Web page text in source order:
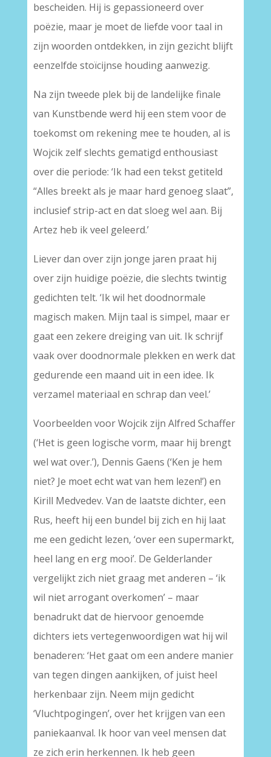
bescheiden. Hij is gepassioneerd over
poëzie, maar je moet de liefde voor taal in
zijn woorden ontdekken, in zijn gezicht blijft
eenzelfde stoïcijnse houding aanwezig.
Na zijn tweede plek bij de landelijke finale
van Kunstbende werd hij een stem voor de
toekomst om rekening mee te houden, al is
Wojcik zelf slechts gematigd enthousiast
over die periode: ‘Ik had een tekst getiteld
“Alles breekt als je maar hard genoeg slaat”,
inclusief strip-act en dat sloeg wel aan. Bij
Artez heb ik veel geleerd.’
Liever dan over zijn jonge jaren praat hij
over zijn huidige poëzie, die slechts twintig
gedichten telt. ‘Ik wil het doodnormale
magisch maken. Mijn taal is simpel, maar er
gaat een zekere dreiging van uit. Ik schrijf
vaak over doodnormale plekken en werk dat
gedurende een maand uit in een idee. Ik
verzamel materiaal en schrap dan veel.’
Voorbeelden voor Wojcik zijn Alfred Schaffer
(‘Het is geen logische vorm, maar hij brengt
wel wat over.’), Dennis Gaens (‘Ken je hem
niet? Je moet echt wat van hem lezen!’) en
Kirill Medvedev. Van de laatste dichter, een
Rus, heeft hij een bundel bij zich en hij laat
me een gedicht lezen, ‘over een supermarkt,
heel lang en erg mooi’. De Gelderlander
vergelijkt zich niet graag met anderen – ‘ik
wil niet arrogant overkomen’ – maar
benadrukt dat de hiervoor genoemde
dichters iets vertegenwoordigen wat hij wil
benaderen: ‘Het gaat om een andere manier
van tegen dingen aankijken, of juist heel
herkenbaar zijn. Neem mijn gedicht
‘Vluchtpogingen’, over het krijgen van een
paniekaanval. Ik hoor van veel mensen dat
ze zich erin herkennen. Ik heb geen